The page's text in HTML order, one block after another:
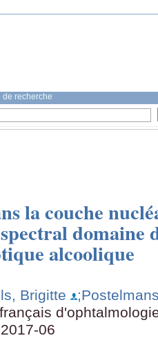
de recherche
la couche
domaine
alcoolique
Brigitte
06